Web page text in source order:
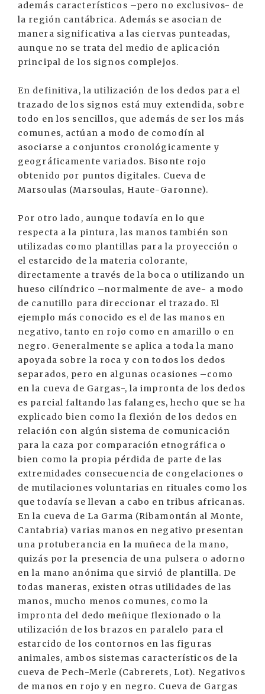
además característicos –pero no exclusivos- de
la región cantábrica. Además se asocian de
manera significativa a las ciervas punteadas,
aunque no se trata del medio de aplicación
principal de los signos complejos.
En definitiva, la utilización de los dedos para el
trazado de los signos está muy extendida, sobre
todo en los sencillos, que además de ser los más
comunes, actúan a modo de comodín al
asociarse a conjuntos cronológicamente y
geográficamente variados. Bisonte rojo
obtenido por puntos digitales. Cueva de
Marsoulas (Marsoulas, Haute-Garonne).
Por otro lado, aunque todavía en lo que
respecta a la pintura, las manos también son
utilizadas como plantillas para la proyección o
el estarcido de la materia colorante,
directamente a través de la boca o utilizando un
hueso cilíndrico –normalmente de ave- a modo
de canutillo para direccionar el trazado. El
ejemplo más conocido es el de las manos en
negativo, tanto en rojo como en amarillo o en
negro. Generalmente se aplica a toda la mano
apoyada sobre la roca y con todos los dedos
separados, pero en algunas ocasiones –como
en la cueva de Gargas-, la impronta de los dedos
es parcial faltando las falanges, hecho que se ha
explicado bien como la flexión de los dedos en
relación con algún sistema de comunicación
para la caza por comparación etnográfica o
bien como la propia pérdida de parte de las
extremidades consecuencia de congelaciones o
de mutilaciones voluntarias en rituales como los
que todavía se llevan a cabo en tribus africanas.
En la cueva de La Garma (Ribamontán al Monte,
Cantabria) varias manos en negativo presentan
una protuberancia en la muñeca de la mano,
quizás por la presencia de una pulsera o adorno
en la mano anónima que sirvió de plantilla. De
todas maneras, existen otras utilidades de las
manos, mucho menos comunes, como la
impronta del dedo meñique flexionado o la
utilización de los brazos en paralelo para el
estarcido de los contornos en las figuras
animales, ambos sistemas característicos de la
cueva de Pech-Merle (Cabrerets, Lot). Negativos
de manos en rojo y en negro. Cueva de Gargas